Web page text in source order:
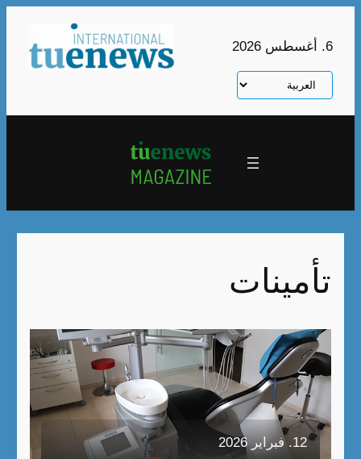
6. أغسطس 2026
اختر
لغة
تأمينات
12. فبراير 2026